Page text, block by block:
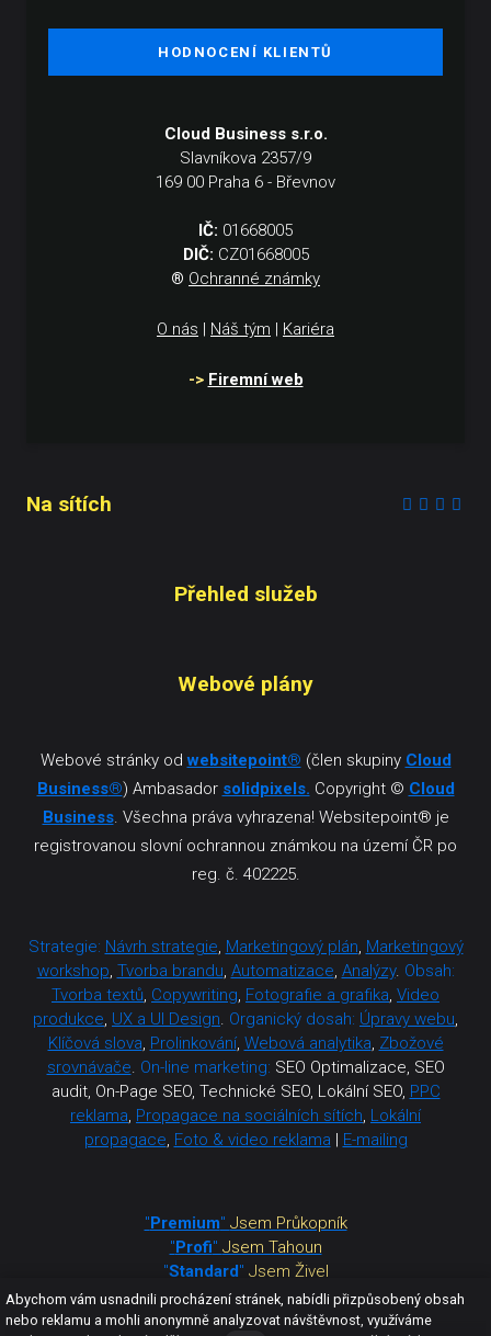
HODNOCENÍ KLIENTŮ
Cloud Business s.r.o.
Slavníkova 2357/9
169 00 Praha 6 - Břevnov
IČ: 01668005
DIČ: CZ01668005
® Ochranné známky
O nás Náš tým Kariéra
-> Firemní web
Na sítích
Přehled služeb
Webové plány
Webové stránky odwebsitepoint® (člen skupiny Cloud
Business®) Ambasador solidpixels. Copyright © Cloud
Business. Všechna práva vyhrazena! Websitepoint® je
registrovanou slovní ochrannou známkou na území ČR po
reg. č. 402225.
Strategie: Návrh strategie, Marketingový plán, Marketingový
workshop, Tvorba brandu, Automatizace, Analýzy. Obsah:
Tvorba textů, Copywriting, Fotografie a grafika, Video
produkce, UX a UI Design. Organický dosah: Úpravy webu,
Klíčová slova, Prolinkování, Webová analytika, Zbožové
srovnávače. On-line marketing: SEO Optimalizace, SEO
audit, On-Page SEO, Technické SEO, Lokální SEO, PPC
reklama, Propagace na sociálních sítích, Lokální
propagace, Foto & video reklama E-mailing
" Premium" Jsem Průkopník
" Profi" Jsem Tahoun
"Standard" Jsem Živel
"Mini"Jsem Strážce
Abychom vám usnadnili procházení stránek, nabídli přizpůsobený obsah
nebo reklamu a mohli anonymně analyzovat návštěvnost, využíváme